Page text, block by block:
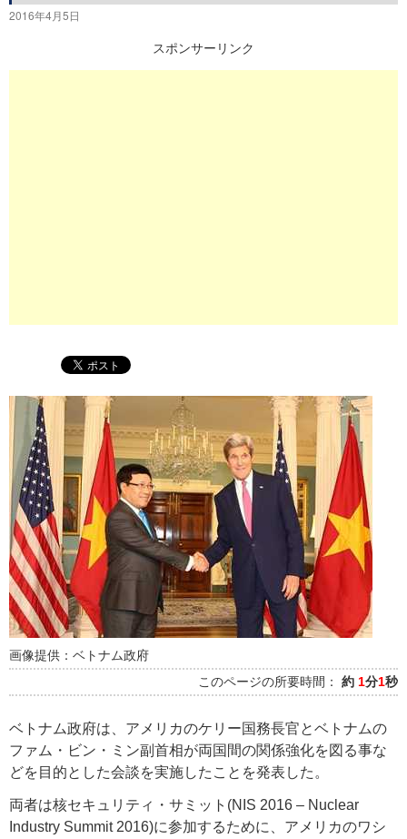
ッ
2016年4月5日
スポンサーリンク
画像提供：ベトナム政府
このページの所要時間： 約 1分1秒
ベトナム政府は、アメリカのケリー国務長官とベトナムの
ファム・ビン・ミン副首相が両国間の関係強化を図る事な
どを目的とした会談を実施したことを発表した。
両者は核セキュリティ・サミット(NIS 2016 – Nuclear
Industry Summit 2016)に参加するために、アメリカのワシ